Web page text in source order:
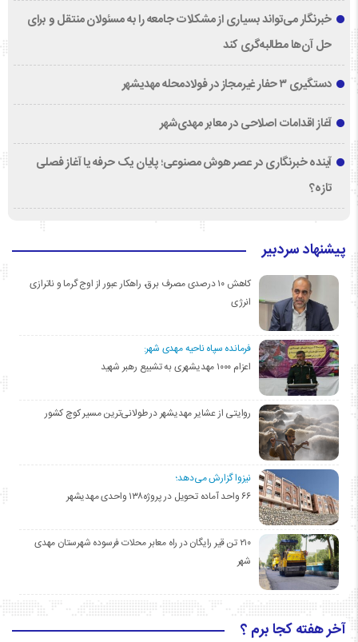
خبرنگار می‌تواند بسیاری از مشکلات جامعه را به مسئولان منتقل و برای
حل آن‌ها مطالبه‌گری کند
دستگیری ۳ حفار غیرمجاز در فولادمحله مهدیشهر
آغاز اقدامات اصلاحی در معابر مهدی‌شهر
آینده خبرنگاری در عصر هوش مصنوعی؛ پایان یک حرفه یا آغاز فصلی
تازه؟
پیشنهاد سردبیر
کاهش ۱۰ درصدی مصرف برق، راهکار عبور از اوج گرما و ناترازی
انرژی
فرمانده سپاه ناحیه مهدی شهر:
اعزام ۱۰۰۰ مهدیشهری به تشییع رهبر شهید
روایتی از عشایر مهدیشهر در طولانی‌ترین مسیر کوچ کشور
نیزوا گزارش می‌دهد؛
۶۶ واحد آماده تحویل در پروژه۱۳۸ واحدی مهدیشهر
۲۱۰ تن قیر رایگان در راه معابر محلات فرسوده شهرستان مهدی
شهر
آخر هفته کجا برم ؟